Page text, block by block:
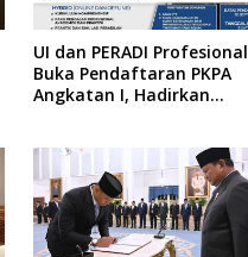
UI dan PERADI Profesional
Buka Pendaftaran PKPA
Angkatan I, Hadirkan